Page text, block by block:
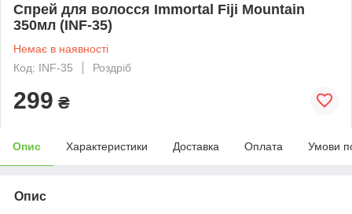
Спрей для волосся Immortal Fiji Mountain
350мл (INF-35)
Немає в наявності
Код: INF-35
Роздріб
299 ₴
Опис Характеристики Доставка Оплата Умови
Опис